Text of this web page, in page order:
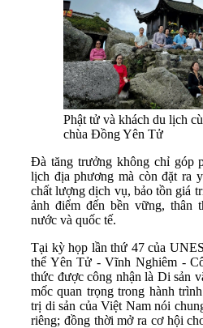
Phật tử và khách du lịch
chùa Đồng Yên Tử
Đà tăng trưởng không chỉ góp
lịch địa phương mà còn đặt ra
chất lượng dịch vụ, bảo tồn giá
ảnh điểm đến bền vững, thân
nước và quốc tế.
Tại kỳ họp lần thứ 47 của
thể Yên Tử - Vĩnh Nghiêm -
thức được công nhận là Di sản
mốc quan trọng trong hành
trị di sản của Việt Nam nói
riêng; đồng thời mở ra cơ hội